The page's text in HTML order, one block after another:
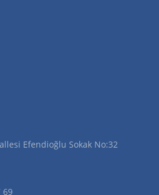
Efendioğlu Sokak No:32
69